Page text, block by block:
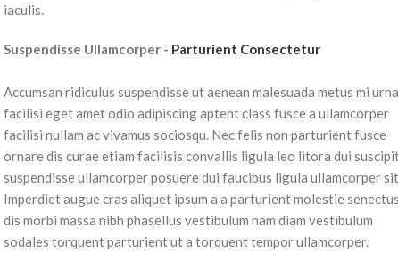
iaculis.
Suspendisse Ullamcorper - Parturient Consectetur
Accumsan ridiculus suspendisse ut aenean malesuada metus mi
facilisi eget amet odio adipiscing aptent class fusce a ullamcorper
facilisi nullam ac vivamus sociosqu. Nec felis non parturient fusce
ornare dis curae etiam facilisis convallis ligula leo litora dui
suspendisse ullamcorper posuere dui faucibus ligula ullamcorper
Imperdiet augue cras aliquet ipsum a a parturient molestie
dis morbi massa nibh phasellus vestibulum nam diam vestibulum
sodales torquent parturient ut a torquent tempor ullamcorper.